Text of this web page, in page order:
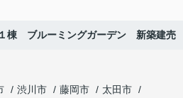
棟 ブルーミングガーデン 新築建売
渋川市 藤岡市
太田市